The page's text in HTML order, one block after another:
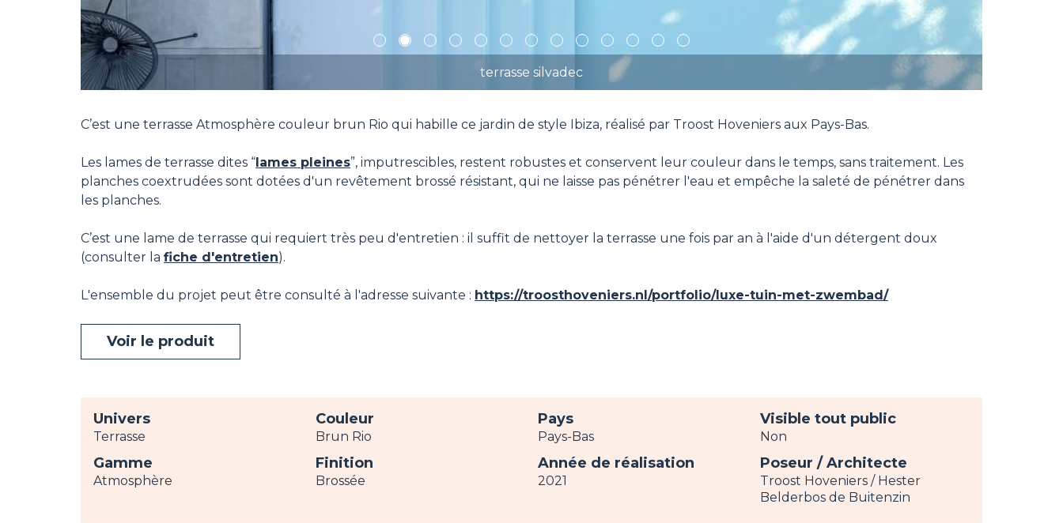
terrasse silvadec
1 2 3 4 5 6 7 8 9 10 11 12 13
C’est une terrasse Atmosphère couleur brun Rio qui habille ce jardin de style Ibiza, réalisé par Troost Hoveniers aux Pays-Bas.
Les lames de terrasse dites “ lames pleines”, imputrescibles, restent robustes et conservent leur couleur dans le temps, sans traitement. Les
planches coextrudées sont dotées d'un revêtement brossé résistant, qui ne laisse pas pénétrer l'eau et empêche la saleté de pénétrer dans
les planches.
C’est une lame de terrasse qui requiert très peu d'entretien : il suffit de nettoyer la terrasse une fois par an à l'aide d'un détergent doux
(consulter la fiche d'entretien).
L'ensemble du projet peut être consulté à l'adresse suivante : https://troosthoveniers.nl/portfolio/luxe-tuin-met-zwembad/
Voir le produit
Univers
Terrasse
Gamme
Atmosphère
Couleur
Brun Rio
Finition
Brossée
Pays
Pays-Bas
Année de réalisation
2021
Visible tout public
Non
Poseur / Architecte
Troost Hoveniers / Hester
Belderbos de Buitenzin